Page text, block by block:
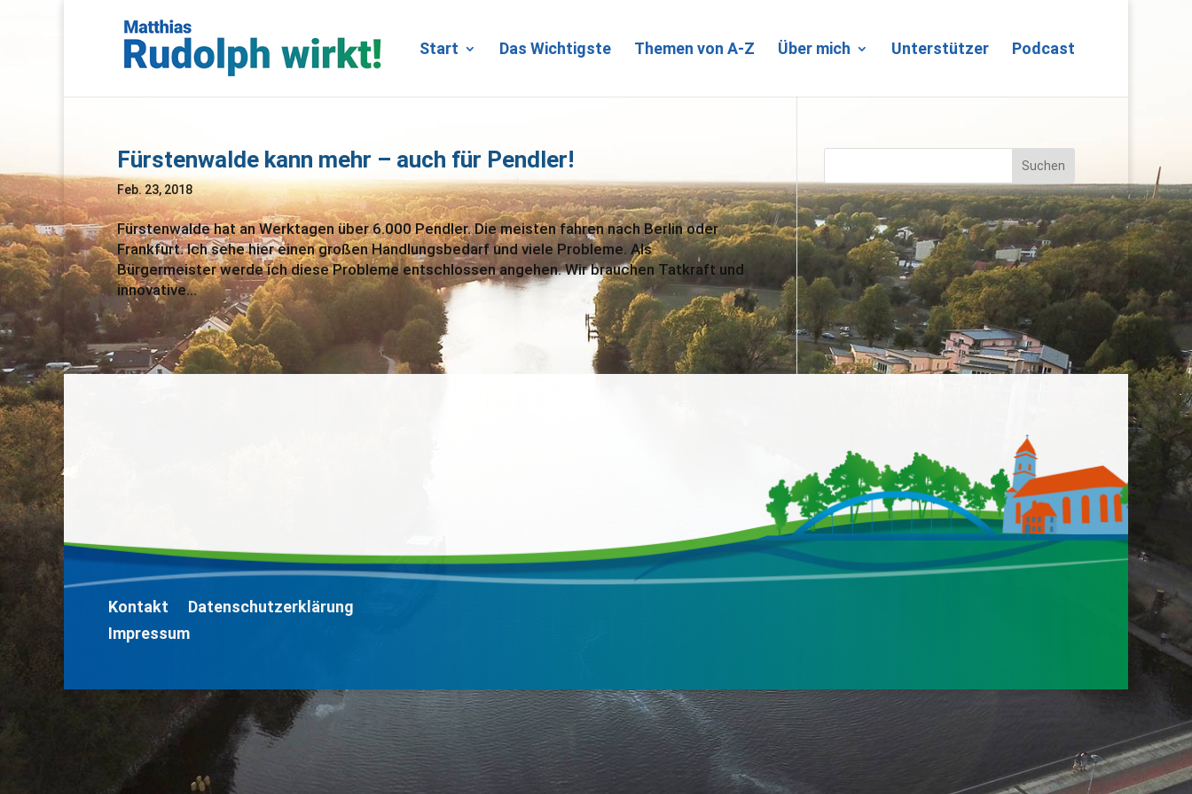
Start Das Wichtigste Themen von A-Z Über mich Unterstützer Podcast
Fürstenwalde kann mehr – auch für Pendler!
Feb. 23, 2018
Fürstenwalde hat an Werktagen über 6.000 Pendler. Die meisten fahren nach Berlin oder
Frankfurt. Ich sehe hier einen großen Handlungsbedarf und viele Probleme. Als
Bürgermeister werde ich diese Probleme entschlossen angehen. Wir brauchen Tatkraft und
innovative...
Suchen
Kontakt
Datenschutzerklärung
Impressum